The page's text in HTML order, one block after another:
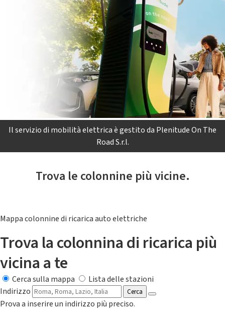
Il servizio di mobilità elettrica è gestito da Plenitude On The
Road S.r.l.
Trova le colonnine più vicine.
Mappa colonnine di ricarica auto elettriche
Trova la colonnina di ricarica più
vicina a te
Cerca sulla mappa
Lista delle stazioni
Indirizzo
Cerca
Prova a inserire un indirizzo più preciso.